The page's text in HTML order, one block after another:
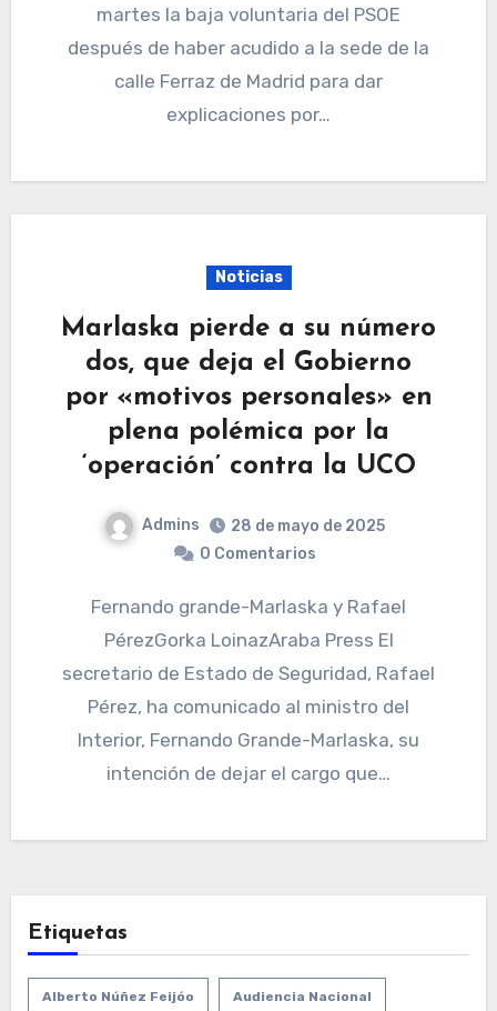
martes la baja voluntaria del PSOE
después de haber acudido a la sede de la
calle Ferraz de Madrid para dar
explicaciones por…
Noticias
Marlaska pierde a su número
dos, que deja el Gobierno
por «motivos personales» en
plena polémica por la
‘operación’ contra la UCO
Admins
28 de mayo de 2025
0 Comentarios
Fernando grande-Marlaska y Rafael
PérezGorka LoinazAraba Press El
secretario de Estado de Seguridad, Rafael
Pérez, ha comunicado al ministro del
Interior, Fernando Grande-Marlaska, su
intención de dejar el cargo que…
Etiquetas
Alberto Núñez Feijóo Audiencia Nacional